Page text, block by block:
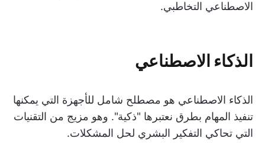
الاصطناعي التخاطبي.
الذكاء الاصطناعي
الذكاء الاصطناعي هو مصطلح شامل للأجهزة التي يمكنها
تنفيذ المهام بطرق نعتبرها "ذكية". وهو مزيج من التقنيات
التي تحاكي التفكير البشري لحل المشكلات.